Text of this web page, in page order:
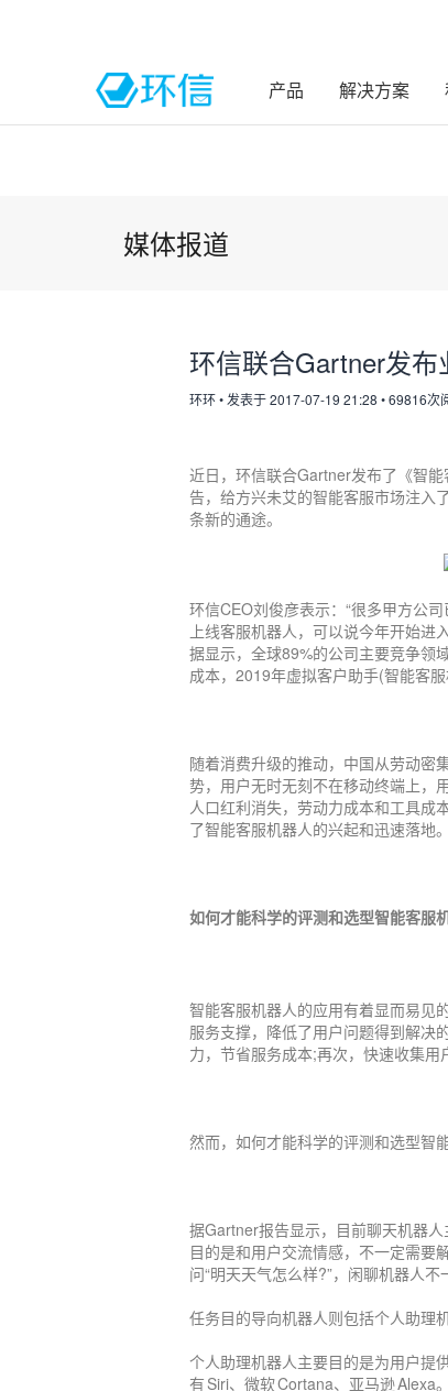
产品 解决方案
媒体报道
环信联合Gartner发
环环• 发表于 2017-07-19 21:28 •69816次
近日，环信联合Gartner发布了《智
告，给方兴未艾的智能客服市场注入
条新的通途。
环信CEO刘俊彦表示：“很多甲方公
上线客服机器人，可以说今年开始
据显示，全球89%的公司主要竞争领
成本，2019年虚拟客户助手(智能客
随着消费升级的推动，中国从劳动密
势，用户无时无刻不在移动终端上，
人口红利消失，劳动力成本和工具成
了智能客服机器人的兴起和迅速落地。
如何才能科学的评测和选型智能客服
智能客服机器人的应用有着显而易见
服务支撑，降低了用户问题得到解决
力，节省服务成本;再次，快速收集用
然而，如何才能科学的评测和选型智
据Gartner报告显示，目前聊天机器
目的是和用户交流情感，不一定需要
问“明天天气怎么样?”，闲聊机器人
任务目的导向机器人则包括个人助理
个人助理机器人主要目的是为用户提
有 Siri、微软 Cortana、亚马逊 Alexa。